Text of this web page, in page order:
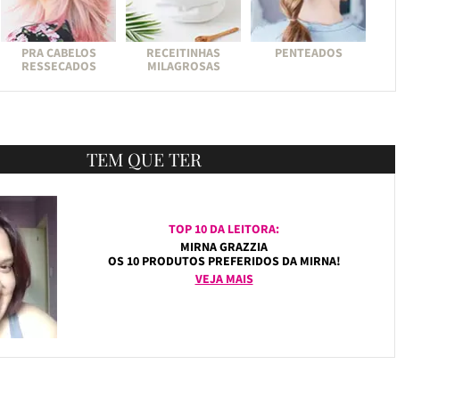
PRA CABELOS
RESSECADOS
RECEITINHAS
MILAGROSAS
PENTEADOS
TEM QUE TER
TOP 10 DA LEITORA:
MIRNA GRAZZIA
OS 10 PRODUTOS PREFERIDOS DA MIRNA!
VEJA MAIS